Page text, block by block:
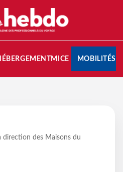
MICE MOBILITÉS
des Maisons du